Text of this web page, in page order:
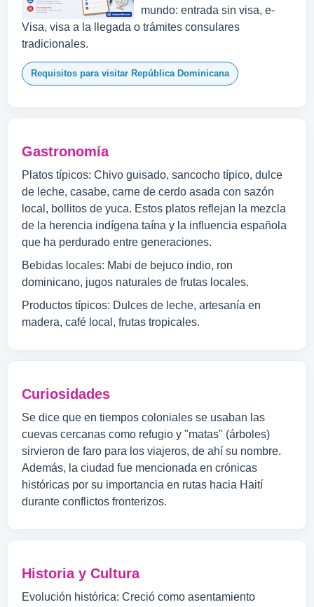
mundo: entrada sin visa, e-
Visa, visa a la llegada o trámites consulares
tradicionales.
Requisitos para visitar República Dominicana
Gastronomía
Platos típicos: Chivo guisado, sancocho típico, dulce
de leche, casabe, carne de cerdo asada con sazón
local, bollitos de yuca. Estos platos reflejan la mezcla
de la herencia indígena taína y la influencia española
que ha perdurado entre generaciones.
Bebidas locales: Mabi de bejuco indio, ron
dominicano, jugos naturales de frutas locales.
Productos típicos: Dulces de leche, artesanía en
madera, café local, frutas tropicales.
Curiosidades
Se dice que en tiempos coloniales se usaban las
cuevas cercanas como refugio y "matas" (árboles)
sirvieron de faro para los viajeros, de ahí su nombre.
Además, la ciudad fue mencionada en crónicas
históricas por su importancia en rutas hacia Haití
durante conflictos fronterizos.
Historia y Cultura
Evolución histórica: Creció como asentamiento